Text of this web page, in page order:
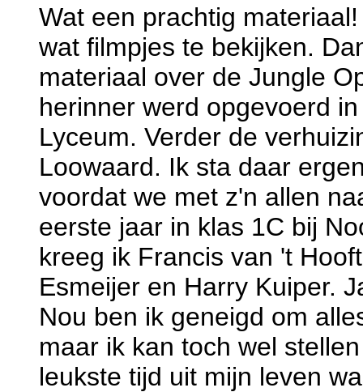
Wat een prachtig
wat filmpjes te bekijken.
materiaal over de Jungle
herinner werd opgevoerd
Lyceum. Verder de
Loowaard. Ik sta daar
voordat we met z'n allen
eerste jaar in klas 1C bij
kreeg ik Francis van 't
Esmeijer en Harry Kuiper.
Nou ben ik geneigd om
maar ik kan toch wel
leukste tijd uit mijn leven